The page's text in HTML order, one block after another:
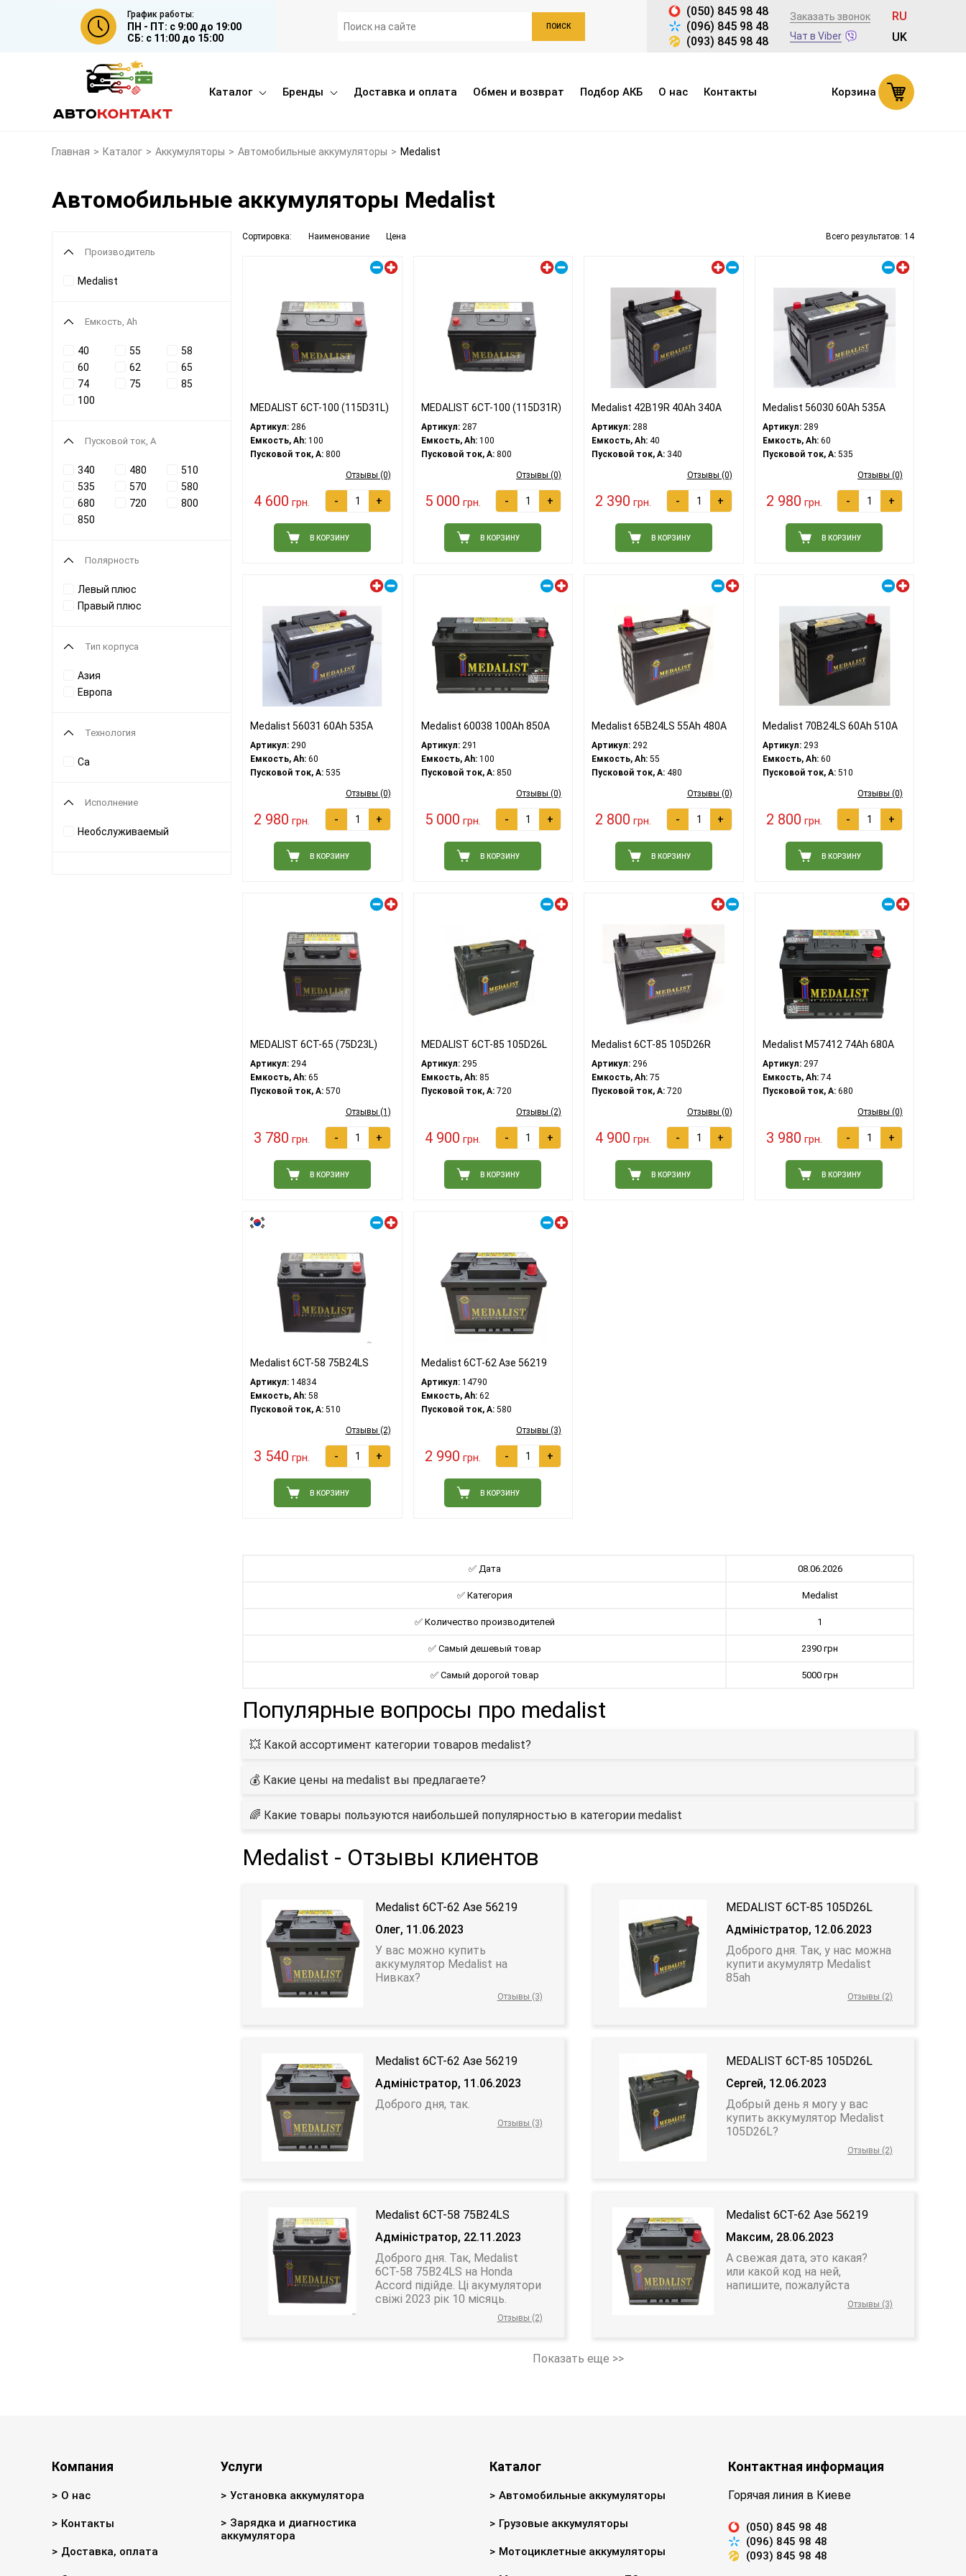
График работы:
ПН - ПТ: с 9:00 до 19:00
СБ: с 11:00 до 15:00
ПОИСК
(050) 845 98 48
(096) 845 98 48
(093) 845 98 48
Заказать звонок
Чат в Viber
RU
UK
Каталог Бренды Доставка и оплата Обмен и возврат Подбор АКБ О нас Контакты Корзина
Главная > Каталог > Аккумуляторы > Автомобильные аккумуляторы > Medalist
Автомобильные аккумуляторы Medalist
Производитель
Medalist
Емкость, Ah
40 55
58
60
62
65
74
75
85
100
Пусковой ток, A
340 480
510
535
570
580
680
720
800
850
Полярность
Левый плюс
Правый плюс
Тип корпуса
Азия
Европа
Технология
Ca
Исполнение
Необслуживаемый
Сортировка: Наименование Цена Всего результатов: 14
MEDALIST 6СТ-100 (115D31L)
Артикул: 286
Емкость, Ah: 100
Пусковой ток, A: 800
Отзывы (0)
4 600 грн. - +
В КОРЗИНУ
MEDALIST 6СТ-100 (115D31R)
Артикул:287
Емкость, Ah:100
Пусковой ток, A:800
Отзывы (0)
5 000 грн. - +
В КОРЗИНУ
Medalist 42B19R 40Ah 340A
Артикул: 288
Емкость, Ah: 40
Пусковой ток, A: 340
Отзывы (0)
2 390 грн. - +
В КОРЗИНУ
Medalist 56030 60Ah 535A
Артикул:289
Емкость, Ah:60
Пусковой ток, A:535
Отзывы (0)
2 980 грн. - +
В КОРЗИНУ
Medalist 56031 60Ah 535A
Артикул: 290
Емкость, Ah: 60
Пусковой ток, A: 535
Отзывы (0)
2 980 грн. - +
В КОРЗИНУ
Medalist 60038 100Ah 850A
Артикул:291
Емкость, Ah:100
Пусковой ток, A:850
Отзывы (0)
5 000 грн. - +
В КОРЗИНУ
Medalist 65B24LS 55Ah 480A
Артикул: 292
Емкость, Ah: 55
Пусковой ток, A: 480
Отзывы (0)
2 800 грн. - +
В КОРЗИНУ
Medalist 70B24LS 60Ah 510A
Артикул:293
Емкость, Ah:60
Пусковой ток, A:510
Отзывы (0)
2 800 грн. - +
В КОРЗИНУ
MEDALIST 6СТ-65 (75D23L)
Артикул: 294
Емкость, Ah: 65
Пусковой ток, A: 570
Отзывы (1)
3 780 грн. - +
В КОРЗИНУ
MEDALIST 6СТ-85 105D26L
Артикул:295
Емкость, Ah:85
Пусковой ток, A:720
Отзывы (2)
4 900 грн. - +
В КОРЗИНУ
Medalist 6CT-85 105D26R
Артикул: 296
Емкость, Ah: 75
Пусковой ток, A: 720
Отзывы (0)
4 900 грн. - +
В КОРЗИНУ
Medalist M57412 74Ah 680A
Артикул:297
Емкость, Ah:74
Пусковой ток, A:680
Отзывы (0)
3 980 грн. - +
В КОРЗИНУ
Medalist 6CT-58 75B24LS
Артикул: 14834
Емкость, Ah: 58
Пусковой ток, A: 510
Отзывы (2)
3 540 грн. - +
В КОРЗИНУ
Medalist 6СТ-62 Азе 56219
Артикул:14790
Емкость, Ah:62
Пусковой ток, A:580
Отзывы (3)
2 990 грн. - +
В КОРЗИНУ
✅ Дата 08.06.2026
✅ Категория Medalist
✅ Количество производителей 1
✅ Самый дешевый товар 2390 грн
✅ Самый дорогой товар 5000 грн
Популярные вопросы про medalist
💥 Какой ассортимент категории товаров medalist?
💰 Какие цены на medalist вы предлагаете?
🌈 Какие товары пользуются наибольшей популярностью в категории medalist
Medalist - Отзывы клиентов
Medalist 6СТ-62 Азе 56219
Олег, 11.06.2023
У вас можно купить
аккумулятор Medalist на
Нивках?
Отзывы (3)
MEDALIST 6СТ-85 105D26L
Адміністратор, 12.06.2023
Доброго дня. Так, у нас можна
купити акумулятр Medalist
85ah
Отзывы (2)
Medalist 6СТ-62 Азе 56219
Адміністратор, 11.06.2023
Доброго дня, так.
Отзывы (3)
MEDALIST 6СТ-85 105D26L
Сергей, 12.06.2023
Добрый день я могу у вас
купить аккумулятор Medalist
105D26L?
Отзывы (2)
Medalist 6CT-58 75B24LS
Адміністратор, 22.11.2023
Доброго дня. Так, Medalist
6CT-58 75B24LS на Honda
Accord підійде. Ці акумулятори
свіжі 2023 рік 10 місяць.
Отзывы (2)
Medalist 6СТ-62 Азе 56219
Максим, 28.06.2023
А свежая дата, это какая?
или какой код на ней,
напишите, пожалуйста
Отзывы (3)
Показать еще >>
Компания
О нас
Контакты
Доставка, оплата
Услуги
Установка аккумулятора
Зарядка и диагностика
аккумулятора
Каталог
Автомобильные аккумуляторы
Грузовые аккумуляторы
Мотоциклетные аккумуляторы
Контактная информация
Горячая линия в Киеве
(050) 845 98 48
(096) 845 98 48
(093) 845 98 48